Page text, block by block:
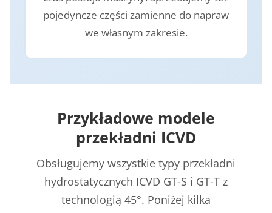
pojedyncze części zamienne do napraw
we własnym zakresie.
Przykładowe modele
przekładni ICVD
Obsługujemy wszystkie typy przekładni
hydrostatycznych ICVD GT-S i GT-T z
technologią 45°. Poniżej kilka